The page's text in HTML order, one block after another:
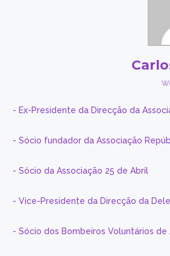
- Ex-Presidente da Direcção da
- Sócio fundador da Associação
- Sócio da Associação 25 de Abril
- Vice-Presidente da Direcção da
- Sócio dos Bombeiros Voluntários de